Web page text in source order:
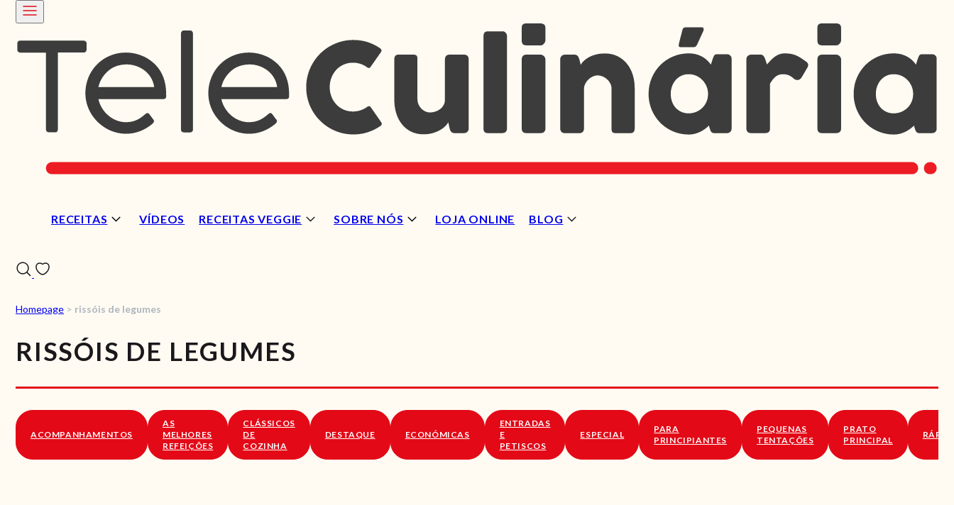
RECEITAS VÍDEOS RECEITAS VEGGIE SOBRE NÓS LOJA ONLINE BLOG
SOBRE NÓS
Homepage > rissóis de legumes
RISSÓIS DE LEGUMES
ACOMPANHAMENTOS
AS
MELHORES
REFEIÇÕES
CLÁSSICOS
DE
COZINHA
DESTAQUE ECONÓMICAS
ENTRADAS
E
PETISCOS
ESPECIAL
PARA
PRINCIPIANTES
PEQUENAS
TENTAÇÕES
PRATO
PRINCIPAL